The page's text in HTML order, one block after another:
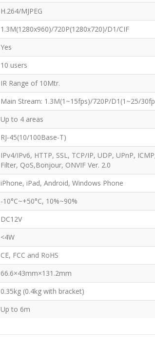
H.264/MJPEG
1.3M(1280x960)/720P(1280x720)/D1/CIF
Yes
10 users
IR Range of 10Mtr.
Main Stream: 1.3M(1~15fps)/720P/D1(1~25/
Up to 4 areas
RJ-45(10/100Base-T)
IPv4/IPv6, HTTP, SSL, TCP/IP, UDP, UPnP,
Filter, QoS,Bonjour, ONVIF Ver. 2.0
iPhone, iPad, Android, Windows Phone
-10°C~+50°C, 10%~90%
DC12V
<4W
CE, FCC and RoHS
66.6×43mm×131.2mm
0.35kg (0.4kg with bracket)
Up to 6m